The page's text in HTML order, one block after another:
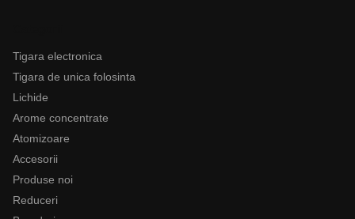
Tigara electronica
Tigara de unica folosinta
Lichide
Arome concentrate
Atomizoare
Accesorii
Produse noi
Reduceri